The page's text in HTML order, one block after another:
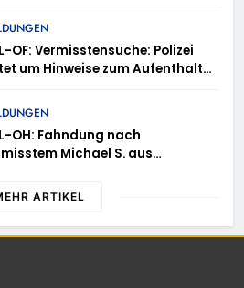
erforderlich
OF: Vermisstensuche: Polizei
um Hinweise zum Aufenthalt
OH: Fahndung nach
Michael S. aus
ARTIKEL